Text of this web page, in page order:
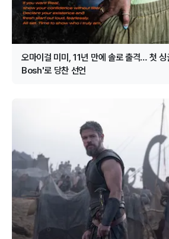
오마이걸 미미, 11년 만에 솔로 출격… 첫
Bosh'로 당찬 선언